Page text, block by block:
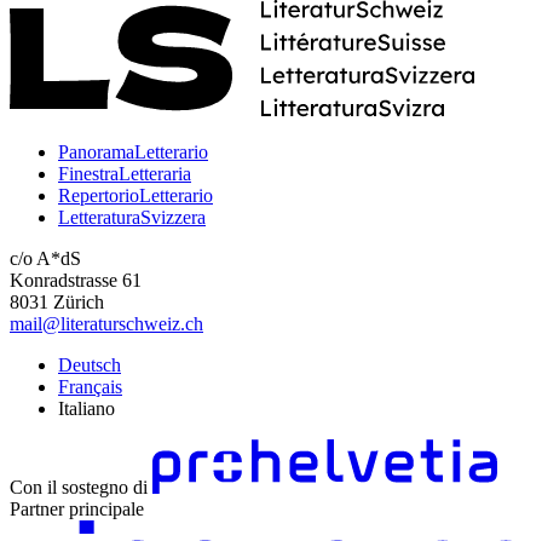
PanoramaLetterario
FinestraLetteraria
RepertorioLetterario
LetteraturaSvizzera
c/o A*dS
Konradstrasse 61
8031 Zürich
mail@literaturschweiz.ch
Deutsch
Français
Italiano
Con il sostegno di
Partner principale